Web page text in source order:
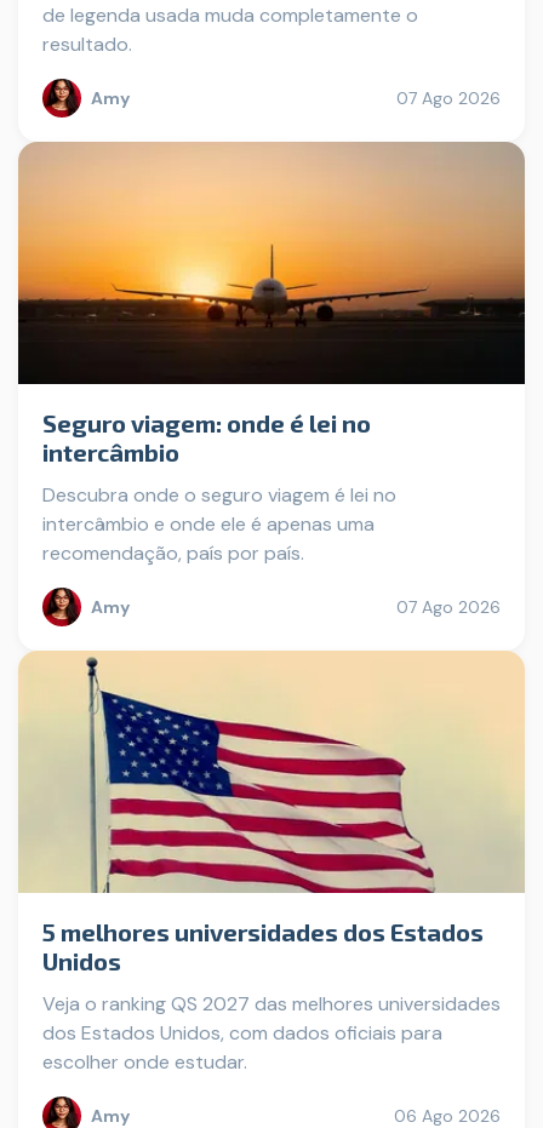
de legenda usada muda completamente o
resultado.
Amy 07 Ago 2026
Seguro viagem: onde é lei no
intercâmbio
Descubra onde o seguro viagem é lei no
intercâmbio e onde ele é apenas uma
recomendação, país por país.
Amy 07 Ago 2026
5 melhores universidades dos Estados
Unidos
Veja o ranking QS 2027 das melhores universidades
dos Estados Unidos, com dados oficiais para
escolher onde estudar.
Amy 06 Ago 2026